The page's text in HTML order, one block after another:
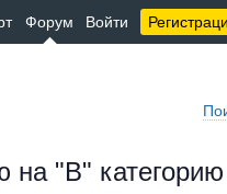
Форум Войти
на "В" категорию